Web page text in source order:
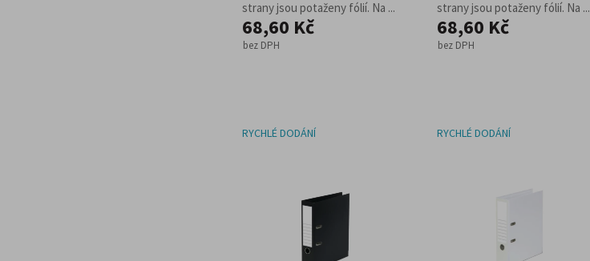
strany jsou potaženy fólií. Na ...
68,60 Kč
bez DPH
strany jsou potaženy fólií. Na ...
68,60 Kč
bez DPH
RYCHLÉ DODÁNÍ RYCHLÉ DODÁNÍ